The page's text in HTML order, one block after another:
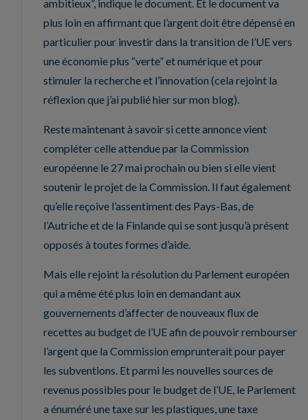
ambitieux”, indique le document. Et le document va
plus loin en affirmant que l’argent doit être dépensé en
particulier pour investir dans la transition de l’UE vers
une économie plus “verte” et numérique et pour
stimuler la recherche et l’innovation (cela rejoint la
réflexion que j’ai publié hier sur mon blog).
Reste maintenant à savoir si cette annonce vient
compléter celle attendue par la Commission
européenne le 27 mai prochain ou bien si elle vient
soutenir le projet de la Commission. Il faut également
qu’elle reçoive l’assentiment des Pays-Bas, de
l’Autriche et de la Finlande qui se sont jusqu’à présent
opposés à toutes formes d’aide.
Mais elle rejoint la résolution du Parlement européen
qui a même été plus loin en demandant aux
gouvernements d’affecter de nouveaux flux de
recettes au budget de l’UE afin de pouvoir rembourser
l’argent que la Commission emprunterait pour payer
les subventions. Et parmi les nouvelles sources de
revenus possibles pour le budget de l’UE, le Parlement
a énuméré une taxe sur les plastiques, une taxe